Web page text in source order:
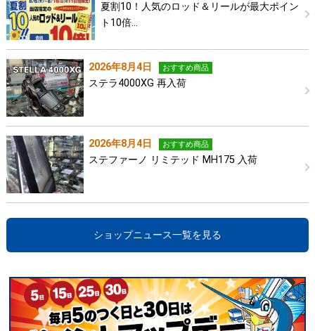
夏割10！人気のロッド＆リールが最大ポイン
ト10倍…
2026年8月4日 おすすめ商品
ステラ4000XG 再入荷
2026年8月4日 おすすめ商品
ステファーノ リミテッド MH175 入荷
ショップニュース一覧を見る